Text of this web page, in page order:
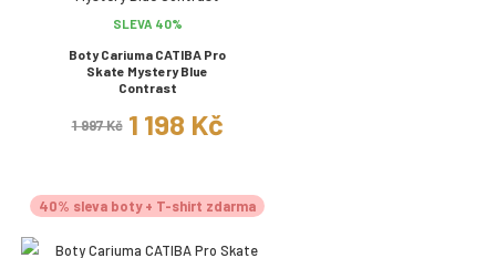
SLEVA 40%
Boty Cariuma CATIBA Pro
Skate Mystery Blue
Contrast
1 997 Kč 1 198 Kč
40% sleva boty + T-shirt zdarma